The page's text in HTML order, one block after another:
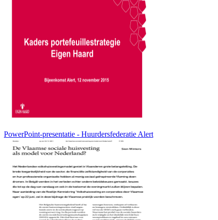
PowerPoint-presentatie - Huurdersfederatie Alert